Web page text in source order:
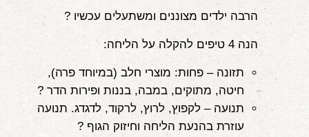
דלקות ונוזלים באוזניים
קשיים רגשיים, אתגרי התנהגות
בעיות/מחלות נוספות
שאלות ותשובות
הרבה ילדים מצוננים ומשתעלים עכשיו ?
הנה 4 טיפים להקלה על הליחה:
תזונה – פחות: מוצרי חלב (במיוחד פרה),
חיטה, מתוקים, במבה, בננות ופירות הדר ?
תנועה – לקפוץ, לרוץ, לרקוד, לדגדג. תנועה
עוזרת בהנעת הליחה וחיזוק הגוף ?